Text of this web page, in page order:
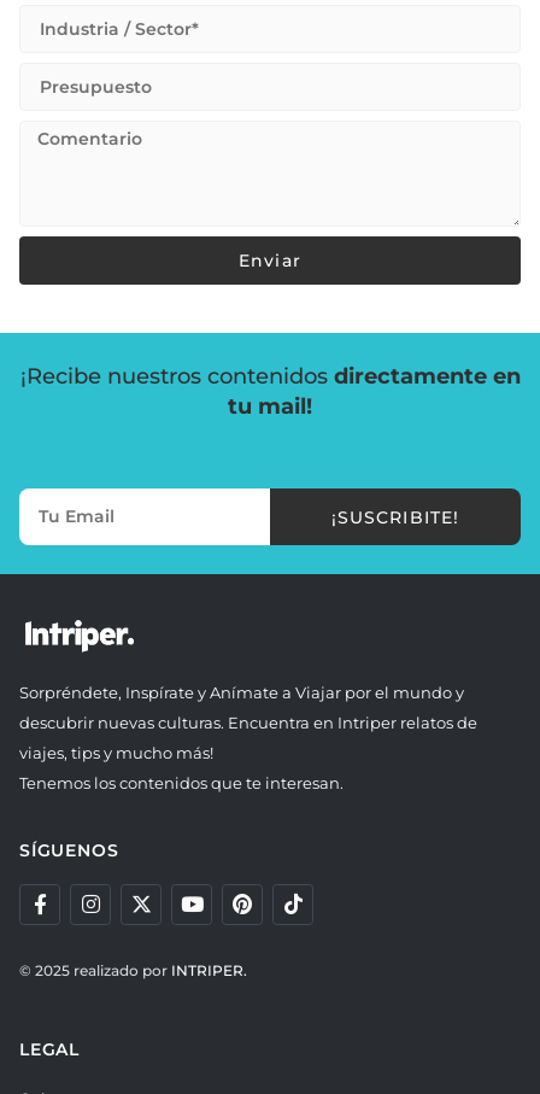
Enviar
¡Recibe nuestros contenidos directamente en
tu mail!
¡SUSCRIBITE!
Sorpréndete, Inspírate y Anímate a Viajar por el mundo y
descubrir nuevas culturas. Encuentra en Intriper relatos de
viajes, tips y mucho más!
Tenemos los contenidos que te interesan.
SÍGUENOS
© 2025 realizado por INTRIPER.
LEGAL